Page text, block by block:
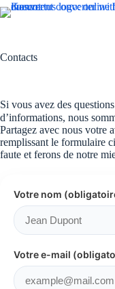
Passer
au
Contacts
Si vous avez des
d’informations, nous
Partagez avec nous votre
remplissant le formulaire
faute et ferons de notre
Votre nom
Votre e-mail